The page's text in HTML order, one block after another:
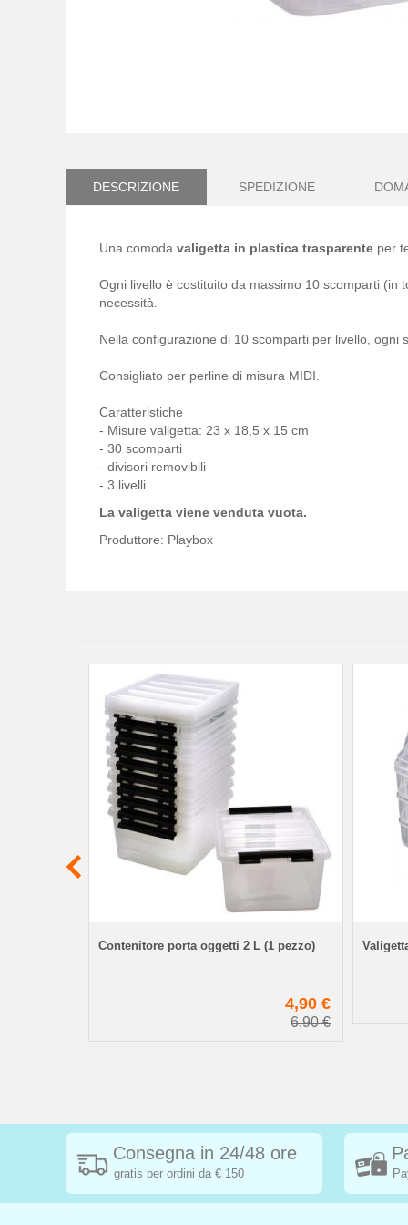
galleria
DESCRIZIONE
Una comoda valigetta in plastica trasparente per
Ogni livello è costituito da massimo 10 scomparti (in
necessità.
Nella configurazione di 10 scomparti per livello,
Consigliato per perline di misura MIDI.
Caratteristiche
- Misure valigetta: 23 x 18,5 x 15 cm
- 30 scomparti
- divisori removibili
- 3 livelli
La valigetta viene venduta vuota.
Produttore: Playbox
SPEDIZIONE
Contenitore porta oggetti 2 L (1 pezzo)
4,90 €
6,90 €
Consegna in 24/48 ore
gratis per ordini da € 150